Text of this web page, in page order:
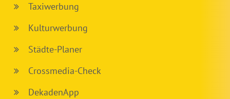
Taxiwerbung
Kulturwerbung
Städte-Planer
Crossmedia-Check
DekadenApp